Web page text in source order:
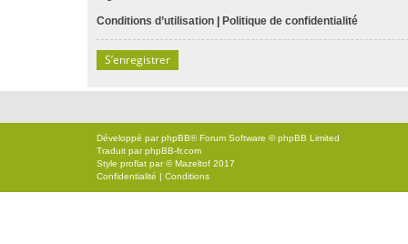
Conditions d’utilisation | Politique de confidentialité
S’enregistrer
Développé parphpBB® Forum Software © phpBB Limited
Traduit parphpBB-fr.com
Style proflat par ©Mazeltof 2017
Confidentialité | Conditions